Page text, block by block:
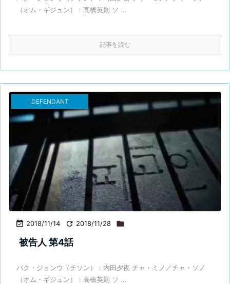
（オム・ギジュン）：高橋英則 ソ ...
記事を読む
 2018/11/14  2018/11/28 
DEFENDANT
被告人 第4話
パク・ジョンウ（チソン）：内田夕夜 チャ・ミノ／チャ・ソノ
（オム・ギジュン）：高橋英則 ソ ...